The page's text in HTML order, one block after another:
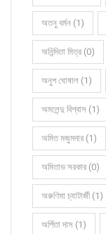
অতনু বর্মন (1)
অনিন্দিতা মিত্র (0)
অনুপ ঘোষাল (1)
অমলেন্দু বিশ্বাস (1)
অমিত মজুমদার (1)
অমিতাভ সরকার (0)
অরুণিমা চ্যাটার্জী (1)
অর্পিতা দাস (1)